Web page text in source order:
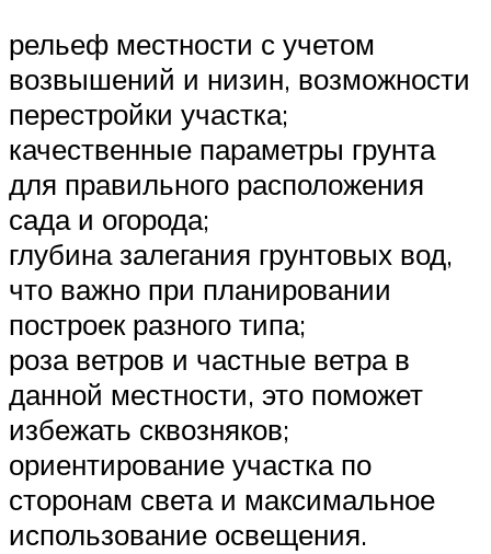
рельеф местности с учетом
возвышений и низин, возможности
перестройки участка;
качественные параметры грунта
для правильного расположения
сада и огорода;
глубина залегания грунтовых вод,
что важно при планировании
построек разного типа;
роза ветров и частные ветра в
данной местности, это поможет
избежать сквозняков;
ориентирование участка по
сторонам света и максимальное
использование освещения.